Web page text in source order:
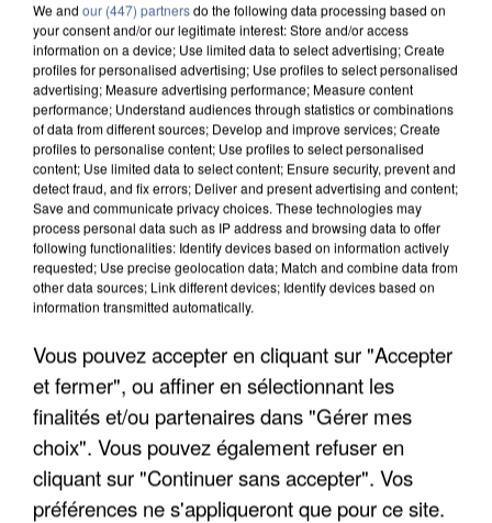
INTERPELLÉ EN ALGÉRIE
We and our (447) partnersdo the following data processing based on
your consent and/or our legitimate interest: Store and/or access
information on a device; Use limited data to select advertising; Create
profiles for personalised advertising; Use profiles to select personalised
advertising; Measure advertising performance; Measure content
performance; Understand audiences through statistics or combinations
of data from different sources; Develop and improve services; Create
profiles to personalise content; Use profiles to select personalised
content; Use limited data to select content; Ensure security, prevent and
detect fraud, and fix errors; Deliver and present advertising and content;
Save and communicate privacy choices. These technologies may
process personal data such as IP address and browsing data to offer
following functionalities: Identify devices based on information actively
requested; Use precise geolocation data; Match and combine data from
other data sources; Link different devices; Identify devices based on
information transmitted automatically.
Vous pouvez accepter en cliquant sur "Accepter
et fermer", ou affiner en sélectionnant les
finalités et/ou partenaires dans "Gérer mes
choix". Vous pouvez également refuser en
cliquant sur "Continuer sans accepter". Vos
préférences ne s'appliqueront que pour ce site.